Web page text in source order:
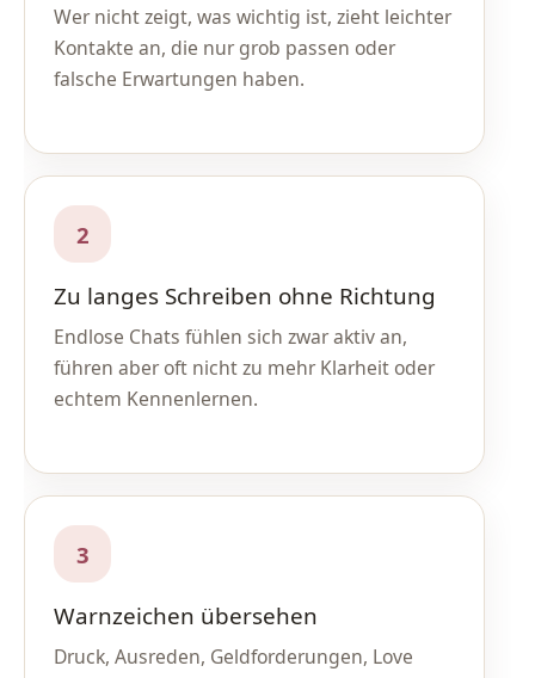
Wer nicht zeigt, was wichtig ist, zieht leichter
Kontakte an, die nur grob passen oder
falsche Erwartungen haben.
2
Zu langes Schreiben ohne Richtung
Endlose Chats fühlen sich zwar aktiv an,
führen aber oft nicht zu mehr Klarheit oder
echtem Kennenlernen.
3
Warnzeichen übersehen
Druck, Ausreden, Geldforderungen, Love